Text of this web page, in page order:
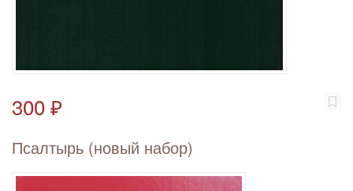
300 ₽
Псалтырь (новый набор)